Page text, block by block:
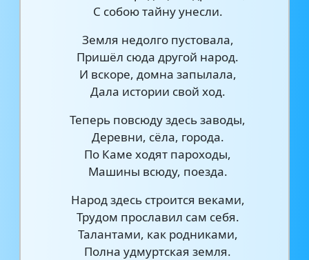
С собою тайну унесли.
Земля недолго пустовала,
Пришёл сюда другой народ.
И вскоре, домна запылала,
Дала истории свой ход.
Теперь повсюду здесь заводы,
Деревни, сёла, города.
По Каме ходят пароходы,
Машины всюду, поезда.
Народ здесь строится веками,
Трудом прославил сам себя.
Талантами, как родниками,
Полна удмуртская земля.